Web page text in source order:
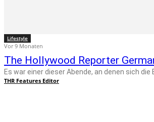
Lifestyle
Vor 9 Monaten
The Hollywood Reporter
Es war einer dieser Abende, an denen sich
THR Features Editor